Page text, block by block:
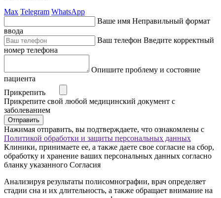
Max Telegram WhatsApp
Ваше имя Неправильный формат
ввода
Ваш телефон Введите корректный
номер телефона
Опишите проблему и состояние
пациента
Прикрепить
Прикрепите свой любой медицинский документ с
заболеванием
Отправить
Нажимая отправить, вы подтверждаете, что ознакомлены с
Политикой обработки и защиты персональных данных
Клиники, принимаете ее, а также даете свое согласие на сбор,
обработку и хранение ваших персональных данных согласно
бланку указанного Согласия
Анализируя результаты полисомнографии, врач определяет
стадии сна и их длительность, а также обращает внимание на